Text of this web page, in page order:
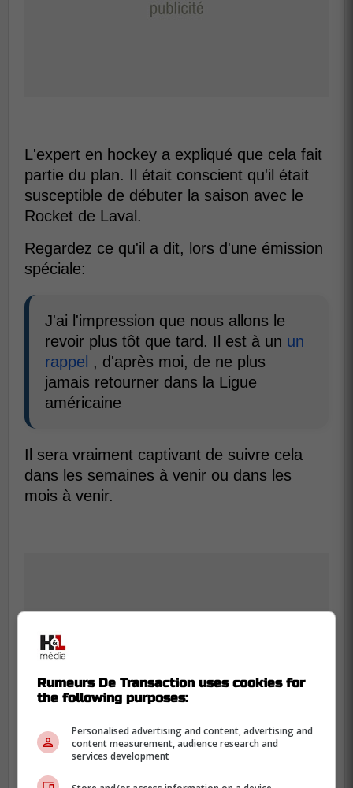
L'expert en hockey a expliqué que cela fait
partie du plan. Il était conscient qu'il était
susceptible de débuter la saison avec le
Rocket de Laval.
Regardez ce qu'il a dit, lors d'une émission
spéciale:
J'ai l'impression que nous allons le
revoir plus tôt que tard. Il est à un un
rappel , d'après moi, de ne plus
jamais retourner dans la Ligue
américaine
Il sera vraiment captivant de suivre cela
dans les semaines à venir ou dans les
mois à venir.
Rumeurs De Transaction uses cookies for
the following purposes:
Personalised advertising and content, advertising and
content measurement, audience research and
services development